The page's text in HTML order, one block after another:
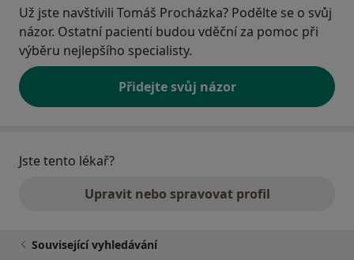
Už jste navštívili Tomáš Procházka? Podělte se o svůj
názor. Ostatní pacienti budou vděční za pomoc při
výběru nejlepšího specialisty.
Přidejte svůj názor
Jste tento lékař?
Upravit nebo spravovat profil
Související vyhledávání